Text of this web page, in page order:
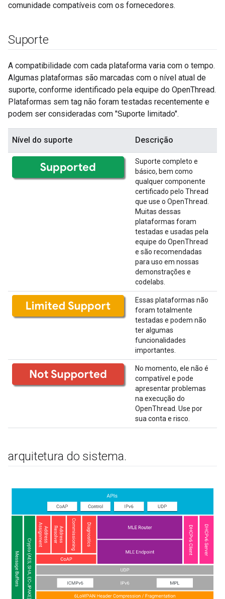
comunidade compatíveis com os fornecedores.
Suporte
A compatibilidade com cada plataforma varia com o tempo.
Algumas plataformas são marcadas com o nível atual de
suporte, conforme identificado pela equipe do OpenThread.
Plataformas sem tag não foram testadas recentemente e
podem ser consideradas com "Suporte limitado".
Nível do suporte Descrição
Suporte completo e
básico, bem como
qualquer componente
certificado pelo Thread
que use o OpenThread.
Muitas dessas
plataformas foram
testadas e usadas pela
equipe do OpenThread
e são recomendadas
para uso em nossas
demonstrações e
codelabs.
Essas plataformas não
foram totalmente
testadas e podem não
ter algumas
funcionalidades
importantes.
No momento, ele não é
compatível e pode
apresentar problemas
na execução do
OpenThread. Use por
sua conta e risco.
arquitetura do sistema.